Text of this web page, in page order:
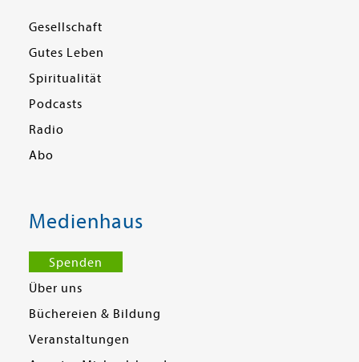
Gesellschaft
Gutes Leben
Spiritualität
Podcasts
Radio
Abo
Medienhaus
Spenden
Über uns
Büchereien & Bildung
Veranstaltungen